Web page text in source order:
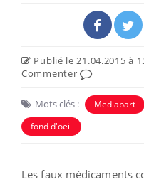
Publié le 21.04.2015 à
Commenter
Mots clés : Mediapart
fond d'oeil
Les faux médicaments